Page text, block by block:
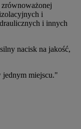
i
i innych
nacisk na jakość,
jednym miejscu."